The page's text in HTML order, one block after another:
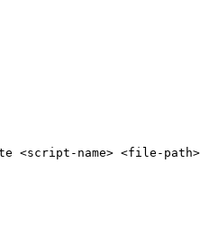
<script-name> <file-